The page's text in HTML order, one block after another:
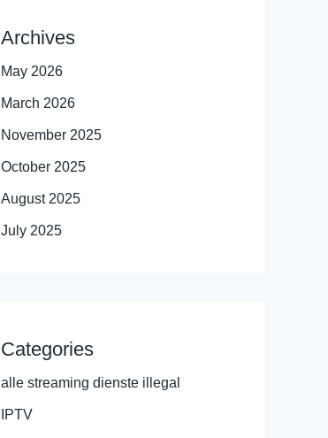
Archives
May 2026
March 2026
November 2025
October 2025
August 2025
July 2025
Categories
alle streaming dienste illegal
IPTV